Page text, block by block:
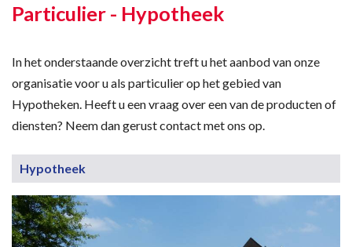
Particulier - Hypotheek
In het onderstaande overzicht treft u het aanbod van onze
organisatie voor u als particulier op het gebied van
Hypotheken. Heeft u een vraag over een van de producten of
diensten? Neem dan gerust contact met ons op.
Hypotheek